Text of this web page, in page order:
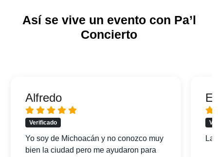
Así se vive un evento con Pa’l
Concierto
Alfredo
Verificado
Yo soy de Michoacán y no conozco muy
bien la ciudad pero me ayudaron para
La